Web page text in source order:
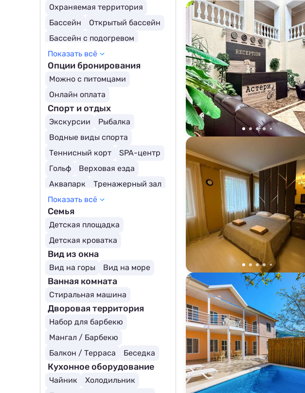
Охраняемая территория
Бассейн
Открытый бассейн
Бассейн с подогревом
Показать всё
Опции бронирования
Можно с питомцами
Онлайн оплата
Спорт и отдых
Экскурсии
Рыбалка
Водные виды спорта
Теннисный корт
SPA-центр
Гольф
Верховая езда
Аквапарк
Тренажерный зал
Рафтинг
Показать всё
Семья
Детская площадка
Детская кроватка
Вид из окна
Вид на горы Вид на море
Ванная комната
Стиральная машина
Дворовая территория
Набор для барбекю
Мангал / Барбекю
Балкон / Терраса
Беседка
Кухонное оборудование
Чайник
Холодильник